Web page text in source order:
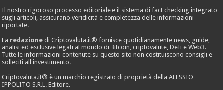
Il nostro rigoroso processo editoriale e il sistema di fact checking integrato
sugli articoli, assicurano veridicità e completezza delle informazioni
riportate.
La redazione di Criptovaluta.it® fornisce quotidianamente news, guide,
analisi ed esclusive legati al mondo di Bitcoin, criptovalute, Defi e Web3.
Tutte le informazioni contenute su questo sito non costituiscono consigli e
solleciti all'investimento.
Criptovaluta.it® è un marchio registrato di proprietà della ALESSIO
IPPOLITO S.R.L. Editore.